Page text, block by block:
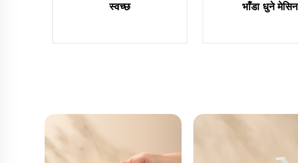
स्वच्छ भाँडा धुने मेसिन